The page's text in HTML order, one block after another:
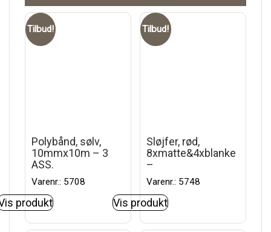
Tilbud!
Polybånd, sølv,
10mmx10m – 3
ASS.
Varenr.: 5708
produkt
Tilbud!
Sløjfer, rød,
8xmatte&4xblanke
–
Varenr.: 5748
Vis produkt